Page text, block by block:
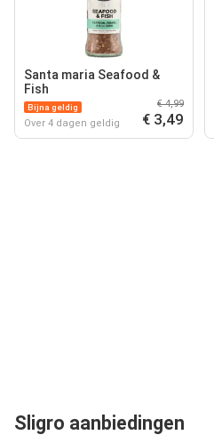
Santa maria Seafood &
Fish
Bijna geldig
Over 4 dagen geldig
€ 4,99
€ 3,49
Sligro aanbiedingen